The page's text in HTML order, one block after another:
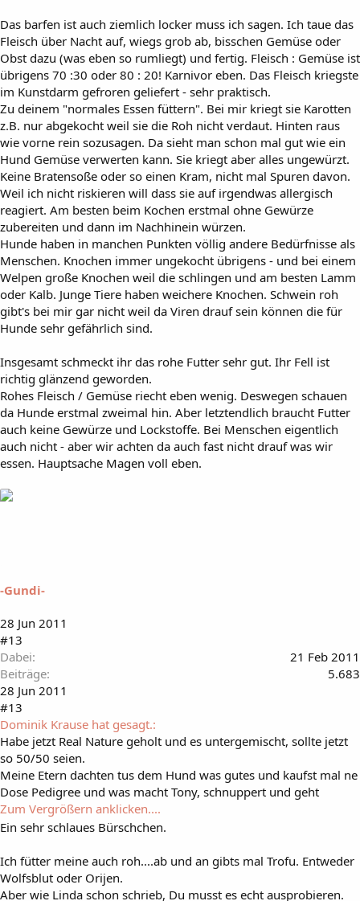
Das barfen ist auch ziemlich locker muss ich sagen. Ich taue das
Fleisch über Nacht auf, wiegs grob ab, bisschen Gemüse oder
Obst dazu (was eben so rumliegt) und fertig. Fleisch : Gemüse ist
übrigens 70 :30 oder 80 : 20! Karnivor eben. Das Fleisch kriegste
im Kunstdarm gefroren geliefert - sehr praktisch.
Zu deinem "normales Essen füttern". Bei mir kriegt sie Karotten
z.B. nur abgekocht weil sie die Roh nicht verdaut. Hinten raus
wie vorne rein sozusagen. Da sieht man schon mal gut wie ein
Hund Gemüse verwerten kann. Sie kriegt aber alles ungewürzt.
Keine Bratensoße oder so einen Kram, nicht mal Spuren davon.
Weil ich nicht riskieren will dass sie auf irgendwas allergisch
reagiert. Am besten beim Kochen erstmal ohne Gewürze
zubereiten und dann im Nachhinein würzen.
Hunde haben in manchen Punkten völlig andere Bedürfnisse als
Menschen. Knochen immer ungekocht übrigens - und bei einem
Welpen große Knochen weil die schlingen und am besten Lamm
oder Kalb. Junge Tiere haben weichere Knochen. Schwein roh
gibt's bei mir gar nicht weil da Viren drauf sein können die für
Hunde sehr gefährlich sind.
Insgesamt schmeckt ihr das rohe Futter sehr gut. Ihr Fell ist
richtig glänzend geworden.
Rohes Fleisch / Gemüse riecht eben wenig. Deswegen schauen
da Hunde erstmal zweimal hin. Aber letztendlich braucht Futter
auch keine Gewürze und Lockstoffe. Bei Menschen eigentlich
auch nicht - aber wir achten da auch fast nicht drauf was wir
essen. Hauptsache Magen voll eben.
-Gundi-
28 Jun 2011
#13
Dabei
21 Feb 2011
Beiträge
5.683
28 Jun 2011
#13
Dominik Krause hat gesagt.:
Habe jetzt Real Nature geholt und es untergemischt, sollte jetzt
so 50/50 seien.
Meine Etern dachten tus dem Hund was gutes und kaufst mal ne
Dose Pedigree und was macht Tony, schnuppert und geht
Zum Vergrößern anklicken....
Ein sehr schlaues Bürschchen.
Ich fütter meine auch roh....ab und an gibts mal Trofu. Entweder
Wolfsblut oder Orijen.
Aber wie Linda schon schrieb, Du musst es echt ausprobieren.